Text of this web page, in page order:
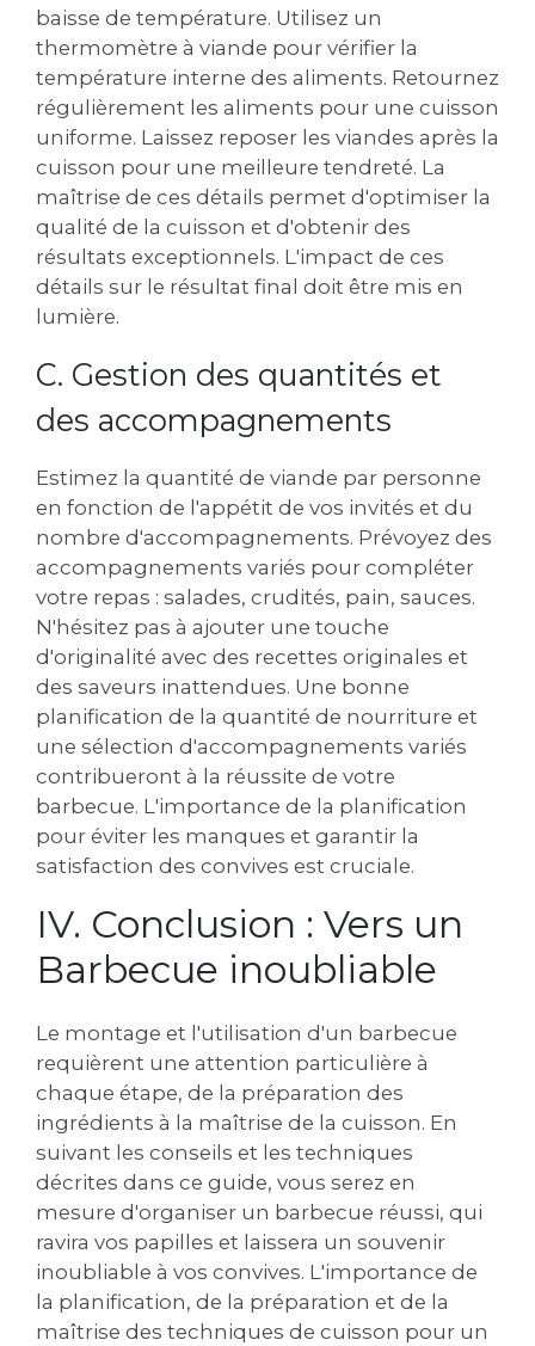
baisse de température. Utilisez un
thermomètre à viande pour vérifier la
température interne des aliments. Retournez
régulièrement les aliments pour une cuisson
uniforme. Laissez reposer les viandes après la
cuisson pour une meilleure tendreté. La
maîtrise de ces détails permet d'optimiser la
qualité de la cuisson et d'obtenir des
résultats exceptionnels. L'impact de ces
détails sur le résultat final doit être mis en
lumière.
C. Gestion des quantités et
des accompagnements
Estimez la quantité de viande par personne
en fonction de l'appétit de vos invités et du
nombre d'accompagnements. Prévoyez des
accompagnements variés pour compléter
votre repas : salades, crudités, pain, sauces.
N'hésitez pas à ajouter une touche
d'originalité avec des recettes originales et
des saveurs inattendues. Une bonne
planification de la quantité de nourriture et
une sélection d'accompagnements variés
contribueront à la réussite de votre
barbecue. L'importance de la planification
pour éviter les manques et garantir la
satisfaction des convives est cruciale.
IV. Conclusion : Vers un
Barbecue inoubliable
Le montage et l'utilisation d'un barbecue
requièrent une attention particulière à
chaque étape, de la préparation des
ingrédients à la maîtrise de la cuisson. En
suivant les conseils et les techniques
décrites dans ce guide, vous serez en
mesure d'organiser un barbecue réussi, qui
ravira vos papilles et laissera un souvenir
inoubliable à vos convives. L'importance de
la planification, de la préparation et de la
maîtrise des techniques de cuisson pour un